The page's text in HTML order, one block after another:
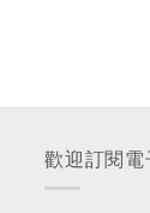
歡迎訂閱電